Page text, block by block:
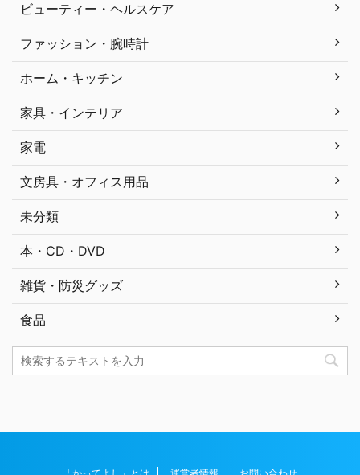
ビューティー・ヘルスケア
ファッション・腕時計
ホーム・キッチン
家具・インテリア
家電
文房具・オフィス用品
未分類
本・CD・DVD
雑貨・防災グッズ
食品